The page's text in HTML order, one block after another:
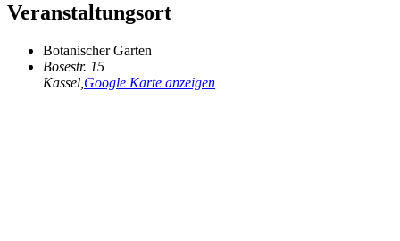
Veranstaltungsort
Botanischer Garten
Bosestr. 15
Kassel Google Karte anzeigen